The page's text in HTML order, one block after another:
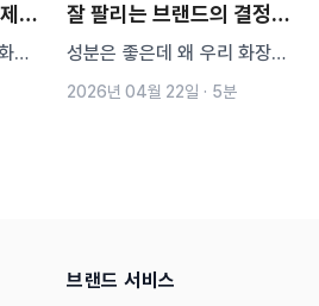
품
점
장
잘 팔리는 브랜드의 결정적
차이 3가지
성분은 좋은데 왜 우리 화장품
만 저렴해 보일까? 0.3초 만
는 '팔리는 브랜드'의 3가지
2026년 04월 22일 · 5분
브랜드 서비스